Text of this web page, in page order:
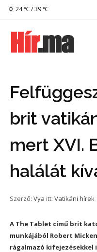
24 ℃ / 39 ℃
brit
mert XVI.
halálát
Szerző: Vya itt: Vatikáni hírek
A The Tablet című brit
munkájából Robert
rágalmazó kifejezésekkel